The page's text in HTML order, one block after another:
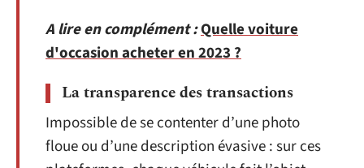
A lire en complément :Quelle voiture
d'occasion acheter en 2023 ?
La transparence des transactions
Impossible de se contenter d’une photo
floue ou d’une description évasive : sur ces